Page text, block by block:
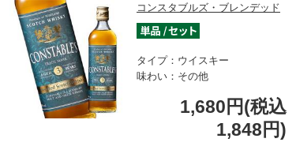
コンスタブルズ・ブレンデッド
タイプ：ウイスキー
味わい：その他
1,680円(税込
1,848円)